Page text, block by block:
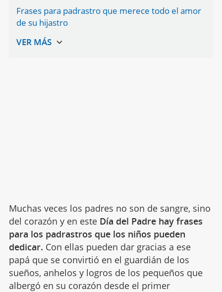
Frases para padrastro que merece todo el amor
de su hijastro
Muchas veces los padres no son de sangre, sino
del corazón y en este Día del Padre hay frases
para los padrastros que los niños pueden
dedicar. Con ellas pueden dar gracias a ese
papá que se convirtió en el guardián de los
sueños, anhelos y logros de los pequeños que
albergó en su corazón desde el primer